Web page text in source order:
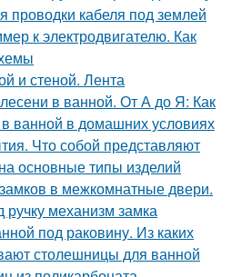
проводки кабеля под землей
к электродвигателю. Как
и стеной. Лента
в ванной. От А до Я: Как
в ванной в домашних условиях
Что собой представляют
основные типы изделий
в межкомнатные двери.
механизм замка
под раковину. Из каких
столешницы для ванной